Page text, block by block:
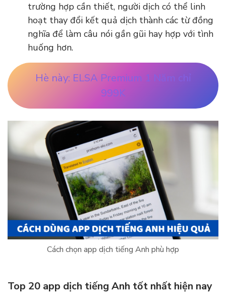
trường hợp cần thiết, người dịch có thể linh
hoạt thay đổi kết quả dịch thành các từ đồng
nghĩa để làm câu nói gần gũi hay hợp với tình
huống hơn.
Hè này: ELSA Premium 1 Năm chỉ
999K
Cách chọn app dịch tiếng Anh phù hợp
Top 20 app dịch tiếng Anh tốt nhất hiện nay